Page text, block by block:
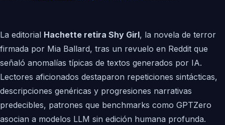
La editorial Hachette retira Shy Girl, la novela de terror
firmada por Mia Ballard, tras un revuelo en Reddit que
señaló anomalías típicas de textos generados por IA.
Lectores aficionados destaparon repeticiones sintácticas,
descripciones genéricas y progresiones narrativas
predecibles, patrones que benchmarks como GPTZero
asocian a modelos LLM sin edición humana profunda.